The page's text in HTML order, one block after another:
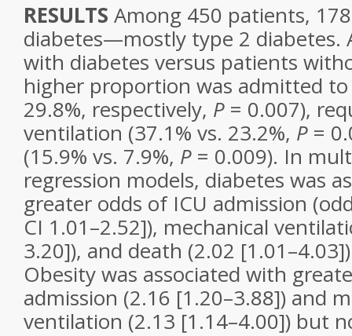
RESULTS Among 450 patients,
diabetes—mostly type 2 diabetes.
with diabetes versus patients
higher proportion was admitted to
29.8%, respectively, P = 0.007),
ventilation (37.1% vs. 23.2%, P =
(15.9% vs. 7.9%, P = 0.009). In
regression models, diabetes was
greater odds of ICU admission
CI 1.01–2.52]), mechanical
3.20]), and death (2.02
Obesity was associated with
admission (2.16 [1.20–3.88]) and
ventilation (2.13 [1.14–4.00]) but